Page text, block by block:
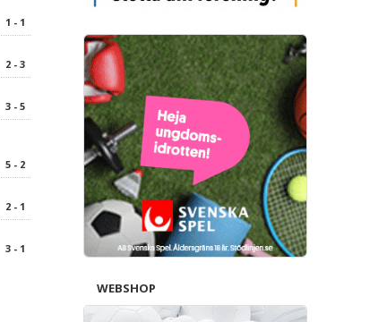
1 - 1
2 - 3
3 - 5
5 - 2
2 - 1
3 - 1
WEBSHOP